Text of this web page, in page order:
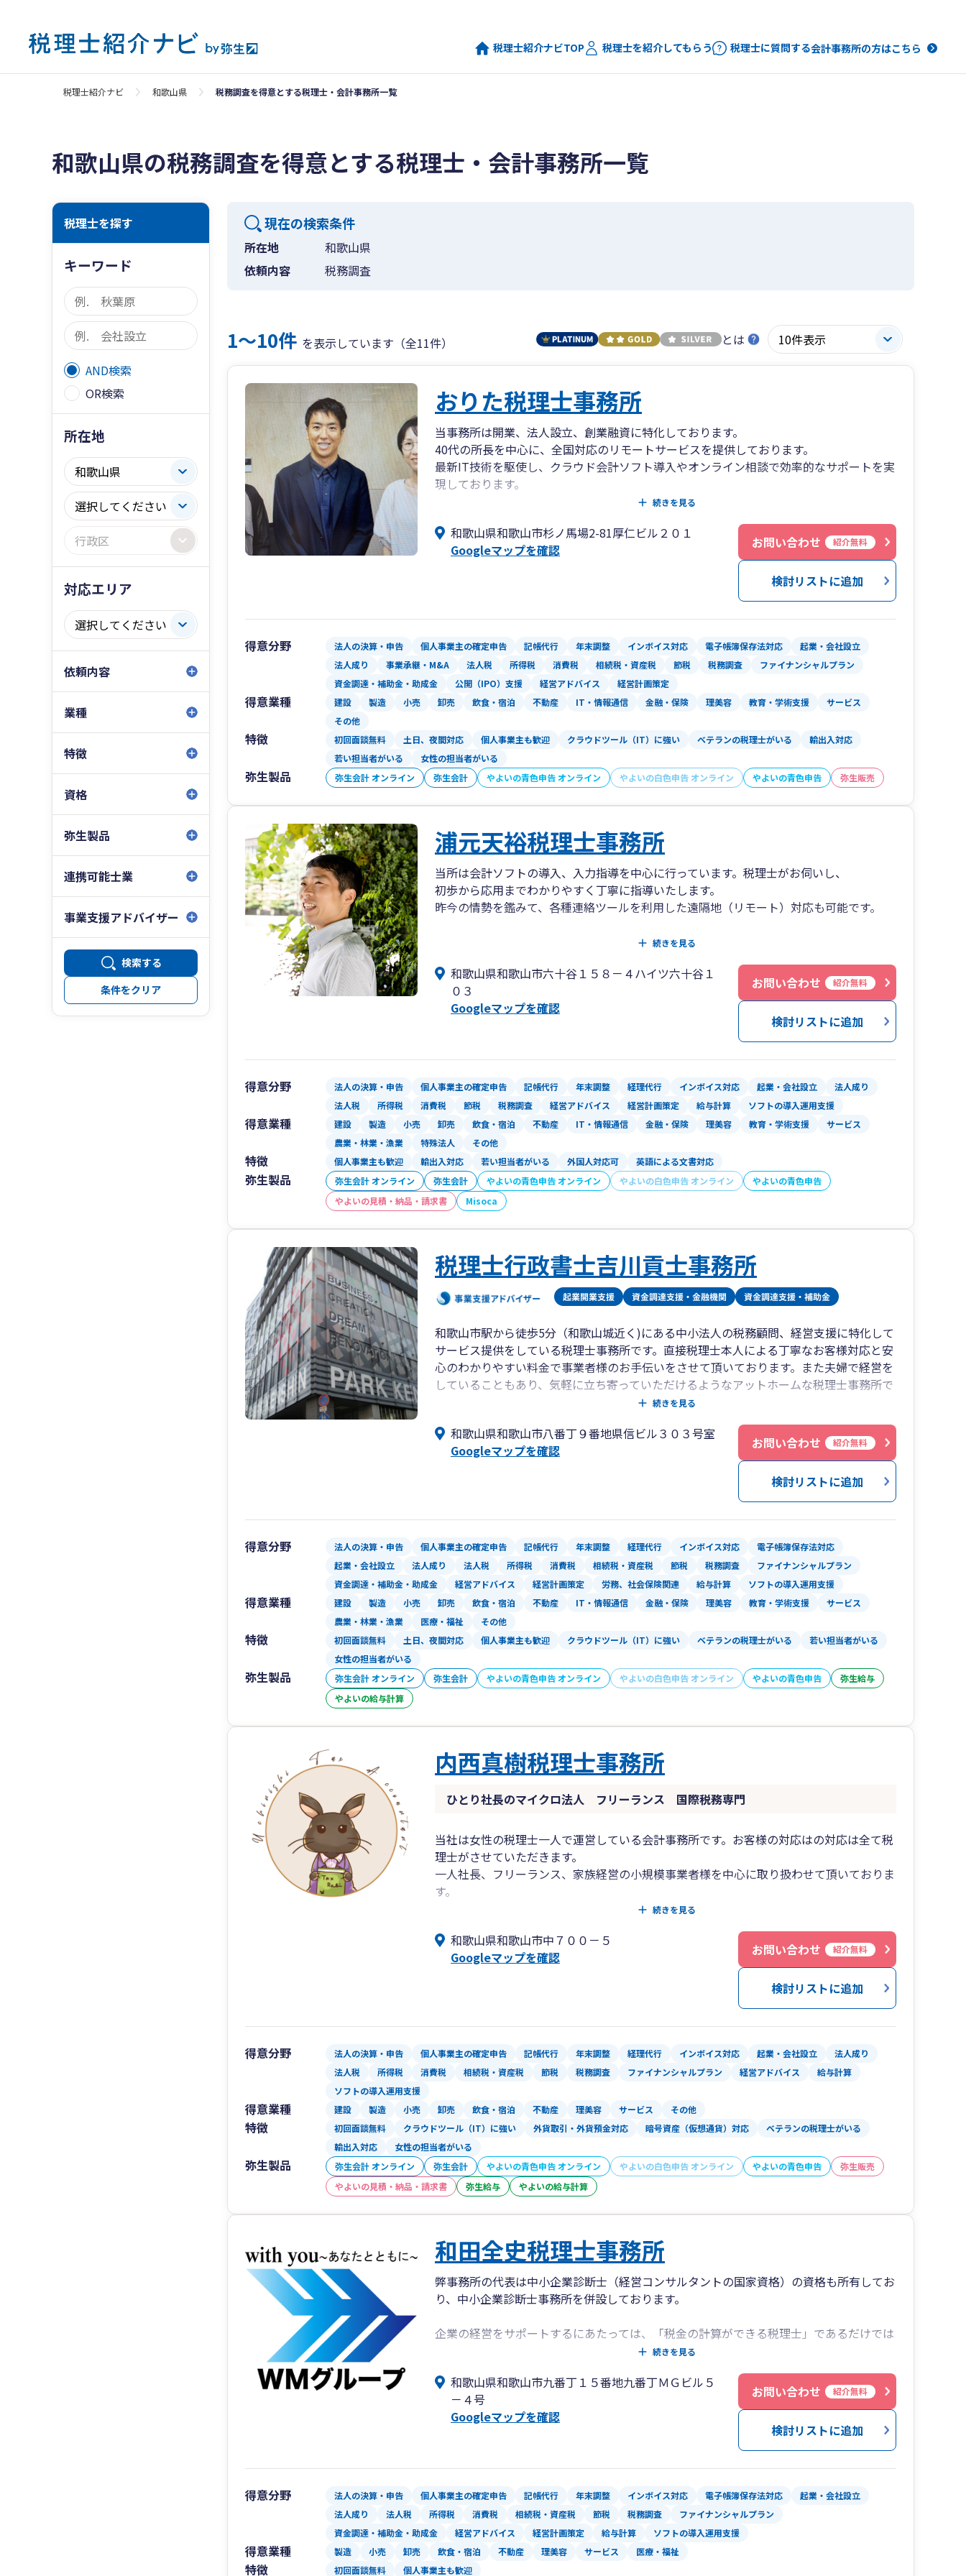
税理士紹介ナビTOP 税理士を紹介してもらう 税理士に質問する会計事務所の方はこちら
税理士紹介ナビ 和歌山県 税務調査を得意とする税理士・会計事務所一覧
和歌山県の税務調査を得意とする税理士・会計事務所一覧
税理士を探す
キーワード
AND検索
OR検索
所在地
対応エリア
依頼内容
業種
特徴
資格
弥生製品
連携可能士業
事業支援アドバイザー
検索する
条件をクリア
現在の検索条件
所在地
和歌山県
依頼内容
税務調査
1〜10件 を表示しています（全11件） とは
おりた税理士事務所
当事務所は開業、法人設立、創業融資に特化しております。
40代の所長を中心に、全国対応のリモートサービスを提供しております。
最新IT技術を駆使し、クラウド会計ソフト導入やオンライン相談で効率的なサポートを実
現しております。
クライアントのビジネス成功を全力でサポートし、長期的なパートナーシップを重視して
続きを見る
和歌山県和歌山市杉ノ馬場2-81厚仁ビル２０１
Googleマップを確認
お問い合わせ 紹介無料
検討リストに追加
得意分野 法人の決算・申告 個人事業主の確定申告 記帳代行 年末調整 インボイス対応 電子帳簿保存法対応
起業・会社設立
法人成り
事業承継・M&A 法人税 所得税 消費税 相続税・資産税 節税 税務調査
ファイナンシャルプラン
資金調達・補助金・助成金
公開（IPO）支援 経営アドバイス 経営計画策定
得意業種 建設 製造 小売 卸売 飲食・宿泊 不動産 IT・情報通信 金融・保険 理美容 教育・学術支援
サービス
その他
特徴 初回面談無料 土日、夜間対応 個人事業主も歓迎 クラウドツール（IT）に強い ベテランの税理士がいる
輸出入対応
若い担当者がいる
女性の担当者がいる
弥生製品 弥生会計 オンライン 弥生会計 やよいの青色申告 オンライン やよいの白色申告 オンライン やよいの青色申告 弥生販売
浦元天裕税理士事務所
当所は会計ソフトの導入、入力指導を中心に行っています。税理士がお伺いし、
初歩から応用までわかりやすく丁寧に指導いたします。
昨今の情勢を鑑みて、各種連絡ツールを利用した遠隔地（リモート）対応も可能です。
法人、個人事業主、事業を始めようと検討されている方に対して、
実績の伴う専門力と蓄積されたノウハウ・広いネットワークで、中小企業の経営を総合的
にサポートします。
続きを見る
和歌山県和歌山市六十谷１５８－４ハイツ六十谷１
０３
Googleマップを確認
お問い合わせ 紹介無料
検討リストに追加
得意分野 法人の決算・申告 個人事業主の確定申告 記帳代行 年末調整 経理代行 インボイス対応 起業・会社設立
法人成り
法人税
所得税 消費税 節税 税務調査 経営アドバイス 経営計画策定 給与計算 ソフトの導入運用支援
得意業種 建設 製造 小売 卸売 飲食・宿泊 不動産 IT・情報通信 金融・保険 理美容 教育・学術支援
サービス
農業・林業・漁業
特殊法人 その他
特徴 個人事業主も歓迎 輸出入対応 若い担当者がいる 外国人対応可 英語による文書対応
弥生製品 弥生会計 オンライン 弥生会計 やよいの青色申告 オンライン やよいの白色申告 オンライン
やよいの青色申告
やよいの見積・納品・請求書
Misoca
税理士行政書士吉川貢士事務所
和歌山市駅から徒歩5分（和歌山城近く)にある中小法人の税務顧問、経営支援に特化して
サービス提供をしている税理士事務所です。直接税理士本人による丁寧なお客様対応と安
心のわかりやすい料金で事業者様のお手伝いをさせて頂いております。また夫婦で経営を
していることもあり、気軽に立ち寄っていただけるようなアットホームな税理士事務所で
続きを見る
和歌山県和歌山市八番丁９番地県信ビル３０３号室
Googleマップを確認
お問い合わせ 紹介無料
検討リストに追加
得意分野 法人の決算・申告 個人事業主の確定申告 記帳代行 年末調整 経理代行 インボイス対応
電子帳簿保存法対応
起業・会社設立
法人成り 法人税 所得税 消費税 相続税・資産税 節税 税務調査
ファイナンシャルプラン
資金調達・補助金・助成金
経営アドバイス 経営計画策定 労務、社会保険関連 給与計算 ソフトの導入運用支援
得意業種 建設 製造 小売 卸売 飲食・宿泊 不動産 IT・情報通信 金融・保険 理美容 教育・学術支援
サービス
農業・林業・漁業
医療・福祉 その他
特徴 初回面談無料 土日、夜間対応 個人事業主も歓迎 クラウドツール（IT）に強い ベテランの税理士がいる
若い担当者がいる
女性の担当者がいる
弥生製品 弥生会計 オンライン 弥生会計 やよいの青色申告 オンライン やよいの白色申告 オンライン やよいの青色申告
弥生給与
やよいの給与計算
内西真樹税理士事務所
ひとり社長のマイクロ法人 フリーランス 国際税務専門
当社は女性の税理士一人で運営している会計事務所です。お客様の対応はの対応は全て税
理士がさせていただきます。
一人社長、フリーランス、家族経営の小規模事業者様を中心に取り扱わせて頂いておりま
す。
弥生会計を利用した、オンラインでの記帳指導、税務相談、メール相談は全国対応。
当社ホームページからのお問い合わせも歓迎。
続きを見る
和歌山県和歌山市中７００－５
Googleマップを確認
お問い合わせ 紹介無料
検討リストに追加
得意分野 法人の決算・申告 個人事業主の確定申告 記帳代行 年末調整 経理代行 インボイス対応 起業・会社設立
法人成り
法人税
所得税 消費税 相続税・資産税 節税 税務調査 ファイナンシャルプラン 経営アドバイス
給与計算
ソフトの導入運用支援
得意業種 建設 製造 小売 卸売 飲食・宿泊 不動産 理美容 サービス その他
特徴 初回面談無料 クラウドツール（IT）に強い 外貨取引・外貨預金対応 暗号資産（仮想通貨）対応
ベテランの税理士がいる
輸出入対応
女性の担当者がいる
弥生製品 弥生会計 オンライン 弥生会計 やよいの青色申告 オンライン やよいの白色申告 オンライン やよいの青色申告
弥生販売
やよいの見積・納品・請求書
弥生給与 やよいの給与計算
和田全史税理士事務所
弊事務所の代表は中小企業診断士（経営コンサルタントの国家資格）の資格も所有してお
り、中小企業診断士事務所を併設しております。
企業の経営をサポートするにあたっては、「税金の計算ができる税理士」であるだけでは
不十分で、「経営に関する支援ができるコンサルタント」の力も必要だと考えています。
弊事務所では、「税金の計算ができる税理士」であるのはもちろんのこと、「経営に関す
る支援ができるコンサルタント」でもあるべく、「with you ～あなたとともに～」をモ
ットーに、中小企業の皆さまのお困りごとを解決するお手伝いをいたします。
続きを見る
和歌山県和歌山市九番丁１５番地九番丁ＭＧビル５
－４号
Googleマップを確認
お問い合わせ 紹介無料
検討リストに追加
得意分野 法人の決算・申告 個人事業主の確定申告 記帳代行 年末調整 インボイス対応 電子帳簿保存法対応
起業・会社設立
法人成り
法人税 所得税 消費税 相続税・資産税 節税 税務調査
ファイナンシャルプラン
資金調達・補助金・助成金
経営アドバイス 経営計画策定 給与計算 ソフトの導入運用支援
得意業種 製造 小売 卸売 飲食・宿泊 不動産 理美容 サービス 医療・福祉
特徴 初回面談無料 個人事業主も歓迎